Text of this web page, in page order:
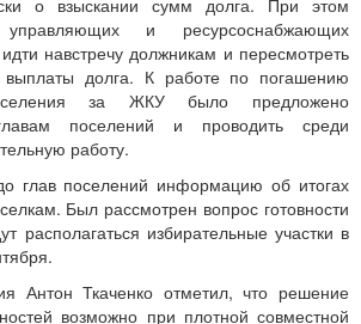
и ресурсоснабжающих
навстречу должникам и пересмотреть
долга. К работе по погашению
за ЖКУ было предложено
поселений и проводить среди
работу.
глав поселений информацию об итогах
Был рассмотрен вопрос готовности
располагаться избирательные участки в
Антон Ткаченко отметил, что решение
возможно при плотной совместной